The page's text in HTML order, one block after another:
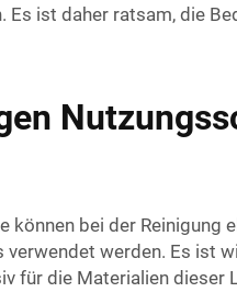
Es ist daher ratsam, die
können bei der
werden. Es ist
für die Materialien dieser